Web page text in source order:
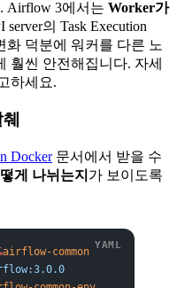
Airflow 3에서는 Worker가
server의 Task Execution
화 덕분에 워커를 다른 노
훨씬 안전해집니다. 자세
하세요.
Docker문서에서 받을 수
게 나뉘는지 가 보이도록
airflow-common